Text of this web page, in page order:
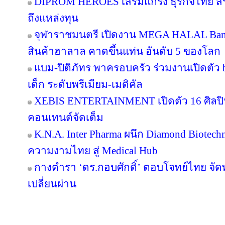
ถึงแหล่งทุน
จุฬาราชมนตรี เปิดงาน MEGA HALAL
สินค้าฮาลาล คาดขึ้นแท่น อันดับ 5 ของโลก
แบม-ปิติภัทร พาครอบครัว ร่วมงานเปิดตัว
เด็ก ระดับพรีเมียม-เมดิคัล
XEBIS ENTERTAINMENT เปิดตัว 16 ศิ
คอนเทนต์จัดเต็ม
K.N.A. Inter Pharma ผนึก Diamond
ความงามไทย สู่ Medical Hub
กางตำรา ‘ดร.กอบศักดิ์’ ตอบโจทย์ไทย
เปลี่ยนผ่าน